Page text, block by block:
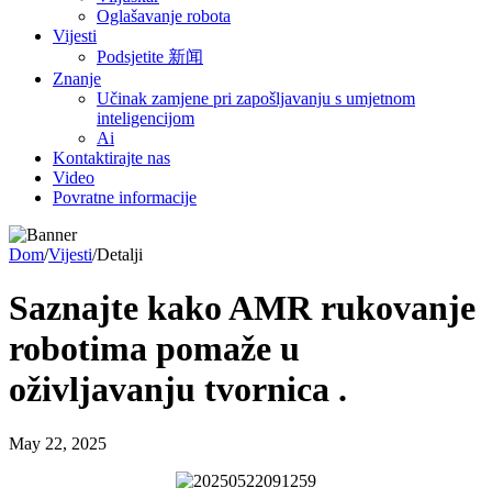
Oglašavanje robota
Vijesti
Podsjetite 新闻
Znanje
Učinak zamjene pri zapošljavanju s umjetnom
inteligencijom
Ai
Kontaktirajte nas
Video
Povratne informacije
Dom/Vijesti/Detalji
Saznajte kako AMR rukovanje
robotima pomaže u
oživljavanju tvornica .
May 22, 2025